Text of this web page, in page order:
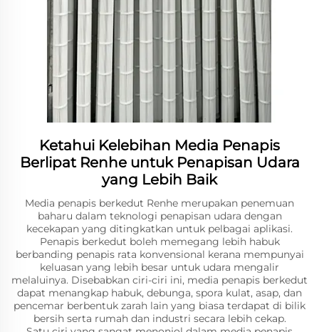
Ketahui Kelebihan Media Penapis
Berlipat Renhe untuk Penapisan Udara
yang Lebih Baik
Media penapis berkedut Renhe merupakan penemuan
baharu dalam teknologi penapisan udara dengan
kecekapan yang ditingkatkan untuk pelbagai aplikasi.
Penapis berkedut boleh memegang lebih habuk
berbanding penapis rata konvensional kerana mempunyai
keluasan yang lebih besar untuk udara mengalir
melaluinya. Disebabkan ciri-ciri ini, media penapis berkedut
dapat menangkap habuk, debunga, spora kulat, asap, dan
pencemar berbentuk zarah lain yang biasa terdapat di bilik
bersih serta rumah dan industri secara lebih cekap.